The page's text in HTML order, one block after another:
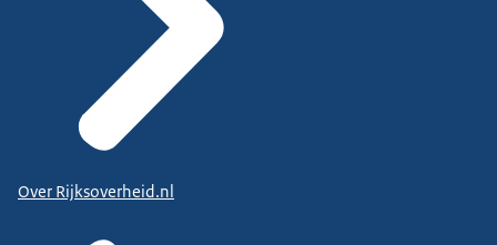
Over Rijksoverheid.nl